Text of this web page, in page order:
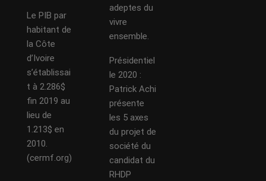
Le PIB par
habitant de
la Côte
d’Ivoire
s’établissai
t à 2.286$
fin 2019 au
lieu de
1.213$ en
2010.
(cermf.org)
adeptes du
vivre
ensemble.
Présidentiel
le 2020 :
Patrick Achi
présente
les 5 axes
du projet de
société du
candidat du
RHDP